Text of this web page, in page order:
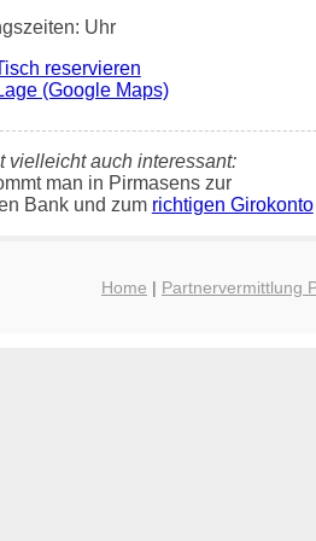
Uhr
reservieren
(Google Maps)
vielleicht auch interessant:
man in Pirmasens zur
Bank und zum richtigen Girokonto
Home | Partnervermittlung